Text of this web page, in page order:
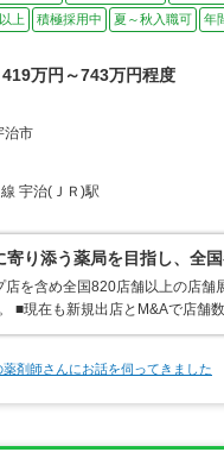
上
積極採用中 夏～秋入職可 年
419万円～743万円程度
治市
線 宇治(ＪＲ)駅
寄り添う薬局を目指し、全
店を含め全国820店舗以上の店舗
■現在も新規出店とM&Aで店舗
薬剤師さんにお話を伺ってきました